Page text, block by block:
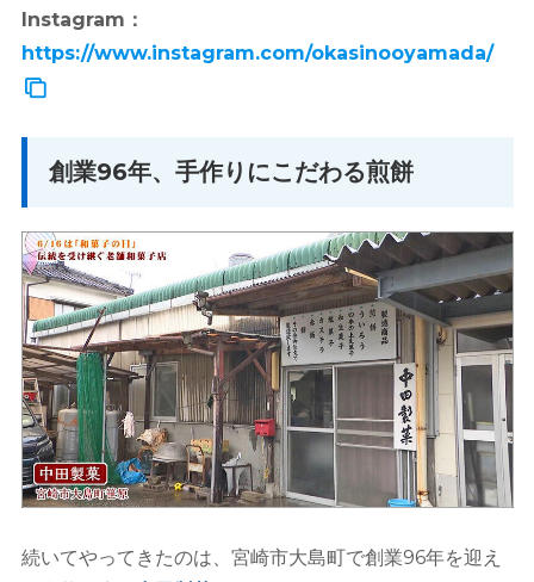
Instagram：
https://www.instagram.com/okasinooyamada/
創業96年、手作りにこだわる煎餅
続いてやってきたのは、宮崎市大島町で創業96年を迎え